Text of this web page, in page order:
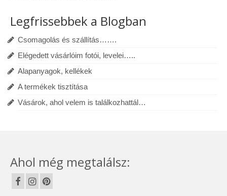
Legfrissebbek a Blogban
Csomagolás és szállítás…….
Elégedett vásárlóim fotói, levelei…..
Alapanyagok, kellékek
A termékek tisztítása
Vásárok, ahol velem is találkozhattál…
Ahol még megtalálsz: